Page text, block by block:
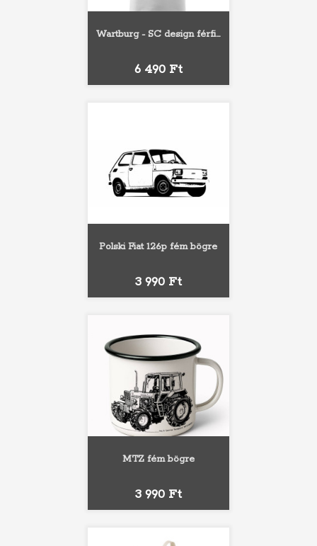
Wartburg - SC design férfi...
Ár
6 490 Ft
Polski Fiat 126p fém bögre
Ár
3 990 Ft
MTZ fém bögre
Ár
3 990 Ft